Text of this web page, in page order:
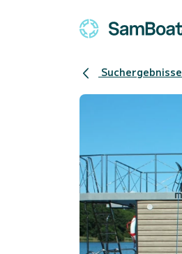
Suchergebnisse